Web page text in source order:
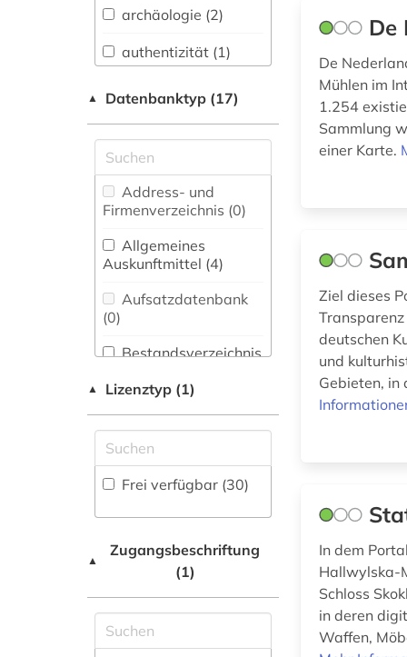
Anglistik.
Amerikanistik (0)
Vermessungswesen (3)
Asien-Afrika-
Wissenschaften (0)
Biologie,
Biotechnologie (0)
Buch- und
Bibliothekswesen,
Informationswissenschaft
(4)
Chemie und
Pharmazie (0)
Elektrotechnik,
Elektronik,
Nachrichtentechnik (0)
Ethnologie (15)
Geowissenschaften
(0)
archäologie (2)
authentizität (1)
bayern (2)
belgien (1)
berlin (1)
bestandserhaltung
(1)
bibliothèque royale
albert i. (1)
bilddatenbank (2)
brandenburg (1)
brüssel (1)
debatte (1)
denkmalpflege (1)
digitalisierung (5)
ecuador (1)
bibliothek (1)
▲ Datenbanktyp (17)
Address- und
Firmenverzeichnis (0)
Allgemeines
Auskunftmittel (4)
Aufsatzdatenbank
(0)
Bestandsverzeichnis
Buchhandelsverzeichnis
Forschungsdatenrepositorien
Disziplinäre
Repositorien (1
▲ Lizenztyp (1)
Frei verfügbar (30)
▲
Zugangsbeschriftung
(1)
De
De
Mühlen im
1.254
Sammlung
einer Karte.
Ziel dieses
deutschen
und
Gebieten, in
In dem
Hallwylska-
Schloss
in deren
Waffen,